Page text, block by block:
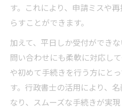
す。これにより、申請ミスや
らすことができます。
加えて、平日しか受付ができ
問い合わせにも柔軟に対応し
や初めて手続きを行う方にと
す。行政書士の活用により、
なり、スムーズな手続きが実現